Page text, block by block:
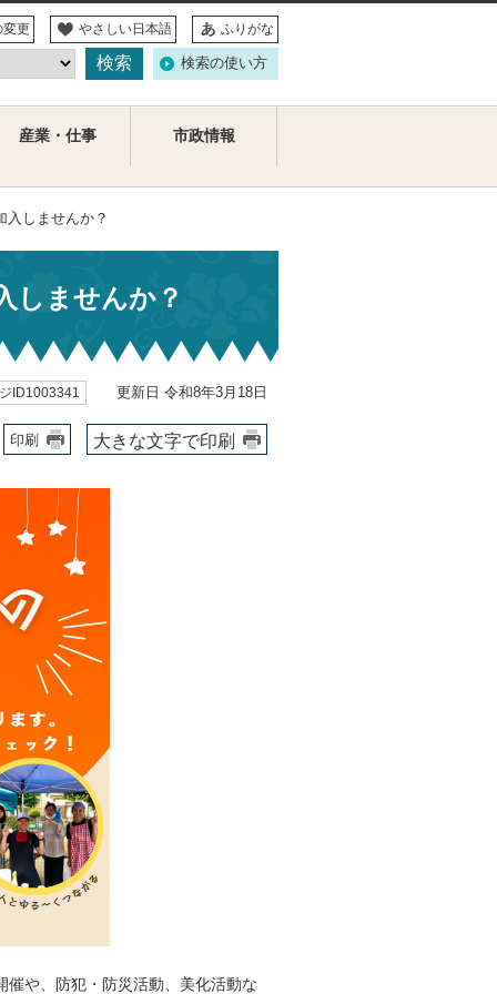
更 やさしい日本語 ふりがな
検索の使い方
産業・仕事 市政情報
入しませんか？
しませんか？
ID1003341 更新日 令和8年3月18日
印刷 大きな文字で印刷
催や、防犯・防災活動、美化活動な